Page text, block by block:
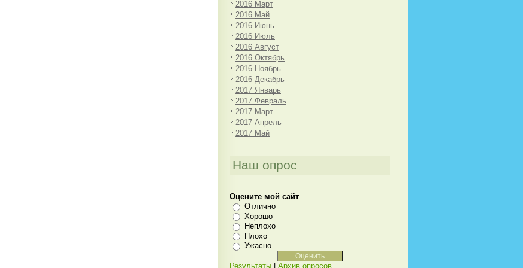
2016 Март
2016 Май
2016 Июнь
2016 Июль
2016 Август
2016 Октябрь
2016 Ноябрь
2016 Декабрь
2017 Январь
2017 Февраль
2017 Март
2017 Апрель
2017 Май
Наш опрос
Оцените мой сайт
Отлично
Хорошо
Неплохо
Плохо
Ужасно
Результаты Архив опросов